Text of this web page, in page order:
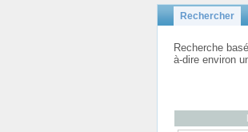
Rechercher
Recherche
à-dire environ